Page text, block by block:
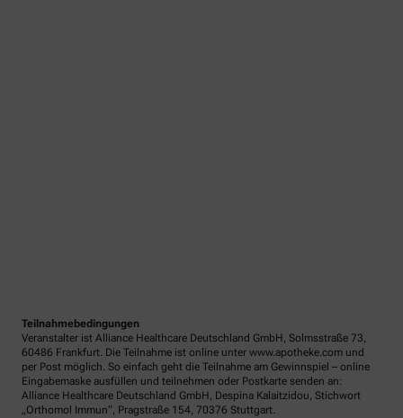
Teilnahmebedingungen
Veranstalter ist Alliance Healthcare Deutschland GmbH, Solmsstraße 73,
60486 Frankfurt. Die Teilnahme ist online unter www.apotheke.com und
per Post möglich. So einfach geht die Teilnahme am Gewinnspiel – online
Eingabemaske ausfüllen und teilnehmen oder Postkarte senden an:
Alliance Healthcare Deutschland GmbH, Despina Kalaitzidou, Stichwort
„Orthomol Immun“, Pragstraße 154, 70376 Stuttgart.